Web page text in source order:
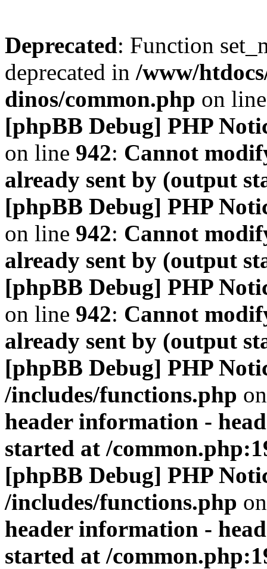
Deprecated: Function
deprecated in /www/
dinos/common.php on
[phpBB Debug] PHP
on line 942: Cannot
already sent by (output
[phpBB Debug] PHP
on line 942: Cannot
already sent by (output
[phpBB Debug] PHP
on line 942: Cannot
already sent by (output
[phpBB Debug] PHP
/includes/functions.php
header information -
started at /
[phpBB Debug] PHP
/includes/functions.php
header information -
started at /